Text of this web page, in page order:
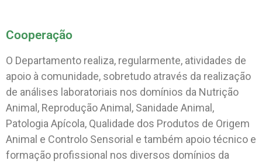
Cooperação
O Departamento realiza, regularmente, atividades de
apoio à comunidade, sobretudo através da realização
de análises laboratoriais nos domínios da Nutrição
Animal, Reprodução Animal, Sanidade Animal,
Patologia Apícola, Qualidade dos Produtos de Origem
Animal e Controlo Sensorial e também apoio técnico e
formação profissional nos diversos domínios da